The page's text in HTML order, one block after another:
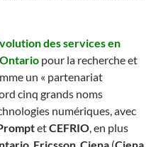
des services en
pour la recherche et
un « partenariat
cinq grands noms
numériques, avec
etCEFRIO, en plus